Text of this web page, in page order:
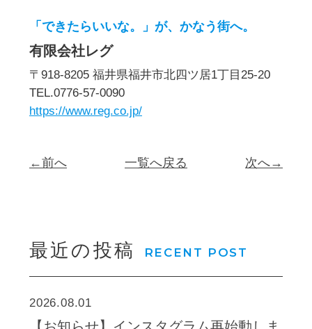
「できたらいいな。」が、かなう街へ。
有限会社レグ
〒918-8205 福井県福井市北四ツ居1丁目25-20
TEL.0776-57-0090
https://www.reg.co.jp/
←前へ 一覧へ戻る 次へ→
最近の投稿 RECENT POST
2026.08.01